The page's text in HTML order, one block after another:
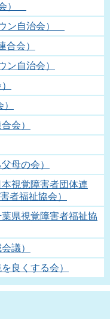
）
ン自治会）
会）
自治会）
会）
母の会）
視覚障害者団体連
福祉協会）
県視覚障害者福祉協
議）
良くする会）